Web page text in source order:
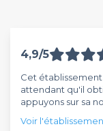
4,9/5
Cet établissement
attendant qu'il
appuyons sur sa
Voir